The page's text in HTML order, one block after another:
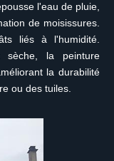
l'eau de pluie,
de moisissures.
liés à l'humidité.
sèche, la peinture
la durabilité
ou des tuiles.